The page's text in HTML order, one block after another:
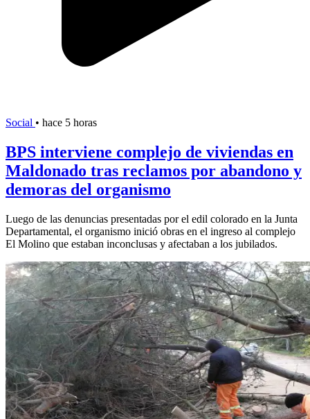
Social • hace 5 horas
BPS interviene complejo de viviendas en
Maldonado tras reclamos por abandono y
demoras del organismo
Luego de las denuncias presentadas por el edil colorado en la Junta
Departamental, el organismo inició obras en el ingreso al complejo
El Molino que estaban inconclusas y afectaban a los jubilados.